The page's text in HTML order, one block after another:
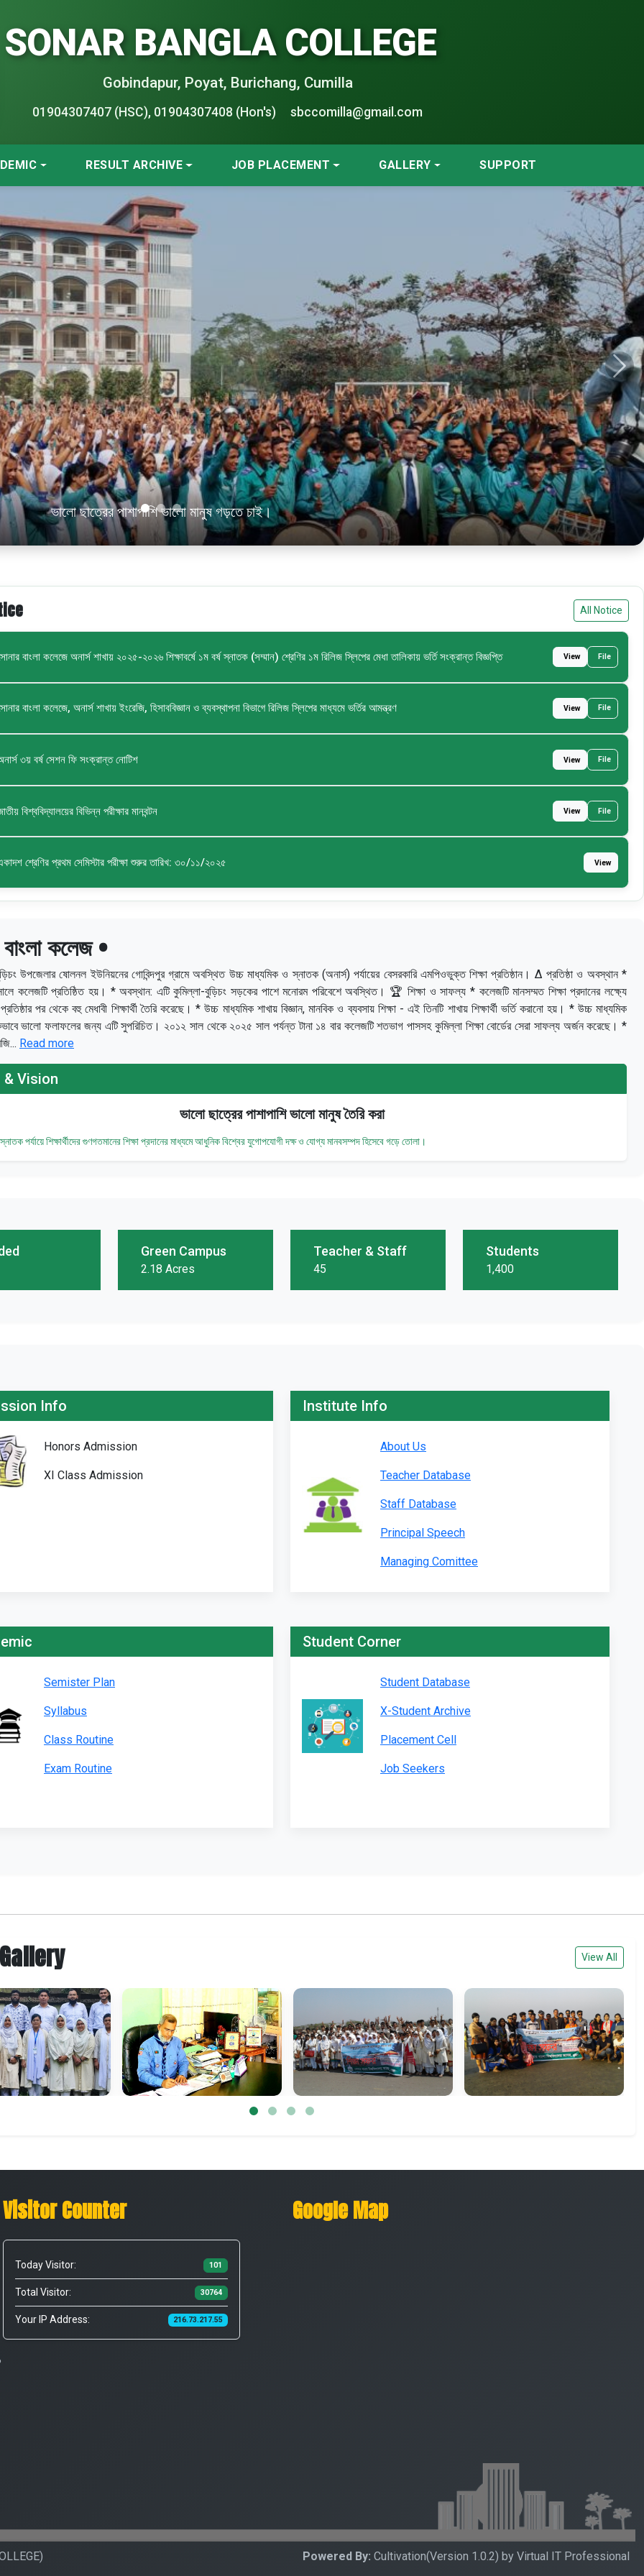
SONAR BANGLA COLLEGE
Gobindapur, Poyat, Burichang, Cumilla
01904307407 (HSC), 01904307408 (Hon's) sbccomilla@gmail.com
RESULT ARCHIVE JOB PLACEMENT GALLERY SUPPORT
ভালো ছাত্রের পাশাপাশি ভালো মানুষ গড়তে চাই।
Next
All Notice
বাংলা কলেজে অনার্স শাখায় ২০২৫-২০২৬ শিক্ষাবর্ষে ১ম বর্ষ স্নাতক (সম্মান) শ্রেণির ১ম রিলিজ স্লিপের মেধা তালিকায় ভর্তি সংক্রান্ত বিজ্ঞপ্তি View File
বাংলা কলেজে, অনার্স শাখায় ইংরেজি, হিসাববিজ্ঞান ও ব্যবস্থাপনা বিভাগে রিলিজ স্লিপের মাধ্যমে ভর্তির আমন্ত্রণ View File
৩য় বর্ষ সেশন ফি সংক্রান্ত নোটিশ View File
বিশ্ববিদ্যালয়ের বিভিন্ন পরীক্ষার মানবন্টন View File
শ্রেণির প্রথম সেমিস্টার পরীক্ষা শুরুর তারিখ: ৩০/১১/২০২৫ View
কলেজ •
উপজেলার ষোলনল ইউনিয়নের গোবিন্দপুর গ্রামে অবস্থিত উচ্চ মাধ্যমিক ও স্নাতক (অনার্স) পর্যায়ের বেসরকারি এমপিওভুক্ত শিক্ষা প্রতিষ্ঠান। ∆ প্রতিষ্ঠা ও অবস্থান *
কলেজটি প্রতিষ্ঠিত হয়। * অবস্থান: এটি কুমিল্লা-বুড়িচং সড়কের পাশে মনোরম পরিবেশে অবস্থিত। 🏆 শিক্ষা ও সাফল্য * কলেজটি মানসম্মত শিক্ষা প্রদানের লক্ষ্যে
পর থেকে বহু মেধাবী শিক্ষার্থী তৈরি করেছে। * উচ্চ মাধ্যমিক শাখায় বিজ্ঞান, মানবিক ও ব্যবসায় শিক্ষা - এই তিনটি শাখায় শিক্ষার্থী ভর্তি করানো হয়। * উচ্চ মাধ্যমিক
ভালো ফলাফলের জন্য এটি সুপরিচিত। ২০১২ সাল থেকে ২০২৫ সাল পর্যন্ত টানা ১৪ বার কলেজটি শতভাগ পাসসহ কুমিল্লা শিক্ষা বোর্ডের সেরা সাফল্য অর্জন করেছে। *
Read more
Vision
ভালো ছাত্রের পাশাপাশি ভালো মানুষ তৈরি করা
পর্যায়ে শিক্ষার্থীদের গুণগতমানের শিক্ষা প্রদানের মাধ্যমে আধুনিক বিশ্বের যুগোপযোগী দক্ষ ও যোগ্য মানবসম্পদ হিসেবে গড়ে তোলা।
Green Campus
2.18 Acres
Teacher & Staff
45
Students
1,400
Info
Honors Admission
XI Class Admission
Institute Info
About Us
Teacher Database
Staff Database
Principal Speech
Managing Comittee
Semister Plan
Syllabus
Class Routine
Exam Routine
Student Corner
Student Database
X-Student Archive
Placement Cell
Job Seekers
View All
Visitor Counter
Today Visitor: 101
Total Visitor: 30764
Your IP Address: 216.73.217.55
Google Map
Powered By: Cultivation(Version 1.0.2) by Virtual IT Professional